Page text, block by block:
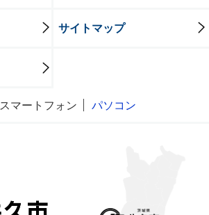
サイトマップ
スマートフォン パソコン